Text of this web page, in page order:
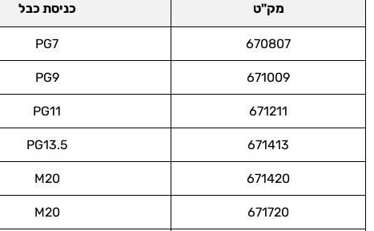
מק"ט כניסת כבל
670807
PG7
671009
PG9
671211
PG11
671413
PG13.5
671420
M20
671720
M20